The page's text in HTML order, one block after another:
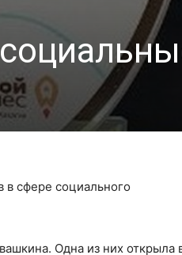
в сфере социального
Одна из них открыла